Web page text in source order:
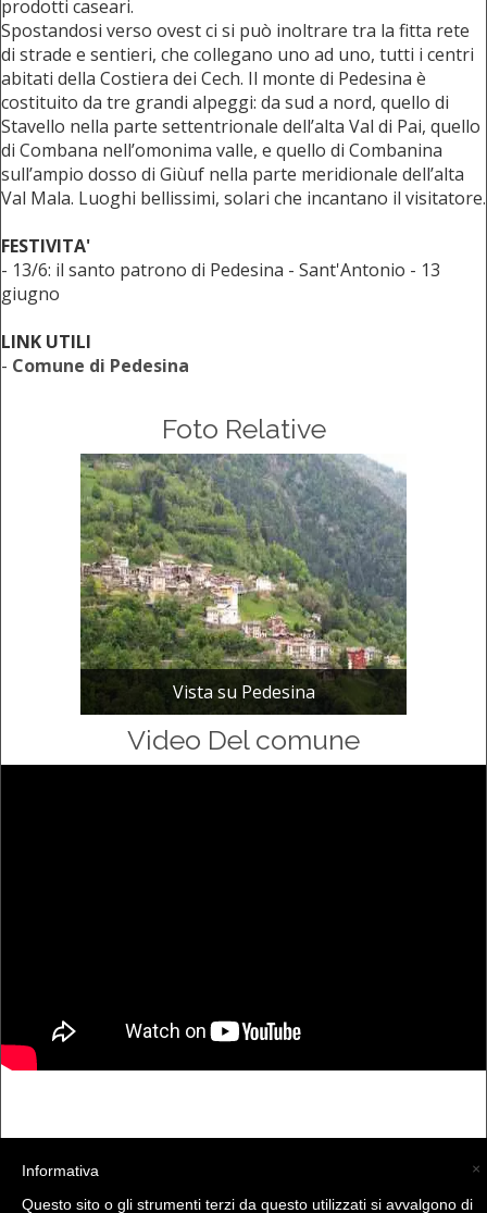
prodotti caseari.
Spostandosi verso ovest ci si può inoltrare tra la fitta rete
di strade e sentieri, che collegano uno ad uno, tutti i centri
abitati della Costiera dei Cech. Il monte di Pedesina è
costituito da tre grandi alpeggi: da sud a nord, quello di
Stavello nella parte settentrionale dell’alta Val di Pai, quello
di Combana nell’omonima valle, e quello di Combanina
sull’ampio dosso di Giùuf nella parte meridionale dell’alta
Val Mala. Luoghi bellissimi, solari che incantano il visitatore.
FESTIVITA'
- 13/6: il santo patrono di Pedesina - Sant'Antonio - 13
giugno
LINK UTILI
- Comune di Pedesina
Foto Relative
Vista su Pedesina
Video Del comune
(C) La Valtellina - info@la-valtellina.com -
×
Informativa
Questo sito o gli strumenti terzi da questo utilizzati si avvalgono di